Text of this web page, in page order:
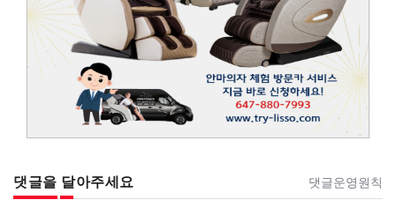
댓글을 달아주세요 댓글운영원칙